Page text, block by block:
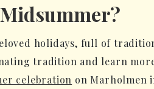
holidays, full of
tradition and learn
celebration on Marholmen